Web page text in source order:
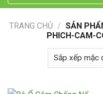
TRANG CHỦ / SẢN
PHICH-CAM-